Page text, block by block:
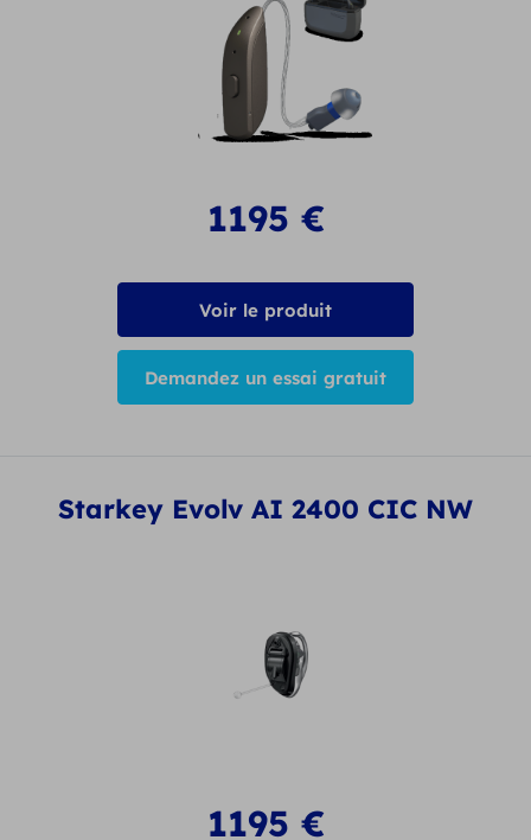
1195 €
Voir le produit
Demandez un essai gratuit
Starkey Evolv AI 2400 CIC NW
1195 €